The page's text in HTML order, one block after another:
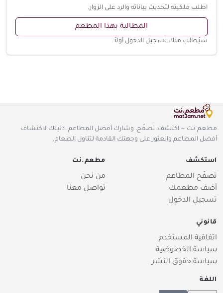
اطلب ملكيته لتحديث بياناته والرد على الزوار.
المطالبة بهذا المطعم
سيُطلب منك تسجيل الدخول أولاً.
مطعم.نت — اكتشف، تصفّح، وشارك أفضل المطاعم. دليلك لاكتشاف
أفضل المطاعم والعثور على وجهتك القادمة لتناول الطعام.
استكشف
تصفّح المطاعم
أضف مطعمك
تسجيل الدخول
مطعم.نت
من نحن
تواصل معنا
قانوني
اتفاقية المستخدم
سياسة الخصوصية
سياسة حقوق النشر
اللغة